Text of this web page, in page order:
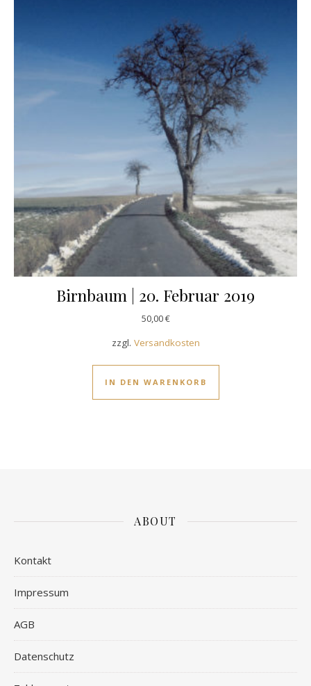
Birnbaum | 20. Februar 2019
50,00€
zzgl. Versandkosten
IN DEN WARENKORB
ABOUT
Kontakt
Impressum
AGB
Datenschutz